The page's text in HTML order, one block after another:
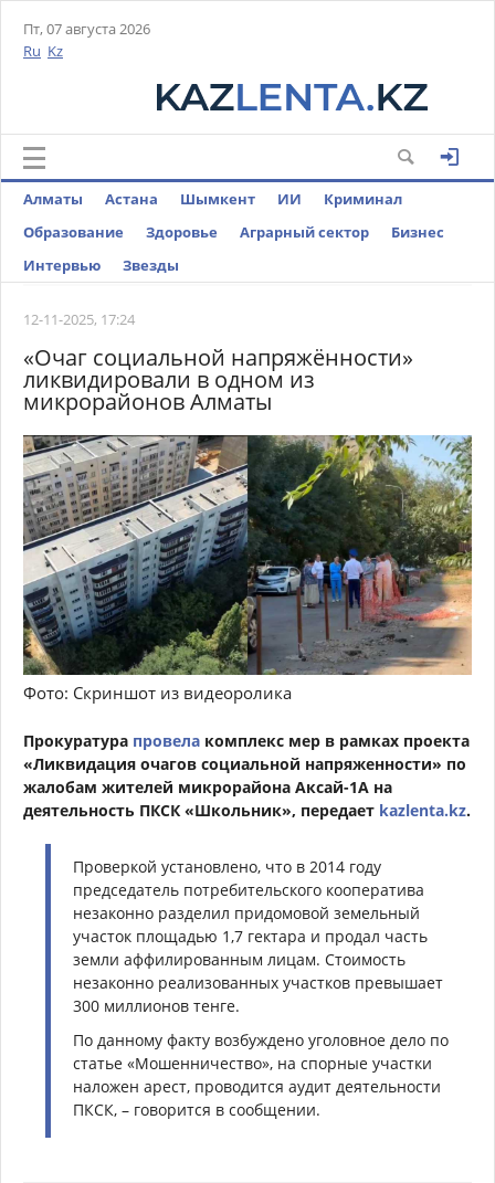
Пт, 07 августа 2026
Ru Kz
Алматы Астана Шымкент ИИ
Криминал
Образование
Здоровье Аграрный сектор
Бизнес
Интервью
Звезды
12-11-2025, 17:24
«Очаг социальной напряжённости»
ликвидировали в одном из
микрорайонов Алматы
Фото: Скриншот из видеоролика
Прокуратура провела комплекс мер в рамках проекта
«Ликвидация очагов социальной напряженности» по
жалобам жителей микрорайона Аксай-1А на
деятельность ПКСК «Школьник», передает kazlenta.kz.
Проверкой установлено, что в 2014 году
председатель потребительского кооператива
незаконно разделил придомовой земельный
участок площадью 1,7 гектара и продал часть
земли аффилированным лицам. Стоимость
незаконно реализованных участков превышает
300 миллионов тенге.
По данному факту возбуждено уголовное дело по
статье «Мошенничество», на спорные участки
наложен арест, проводится аудит деятельности
ПКСК, – говорится в сообщении.